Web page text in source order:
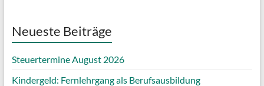
Neueste Beiträge
Steuertermine August 2026
Kindergeld: Fernlehrgang als Berufsausbildung